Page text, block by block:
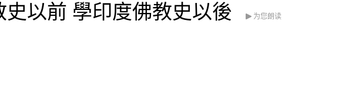
史以前 學印度佛教史以後 为您朗读